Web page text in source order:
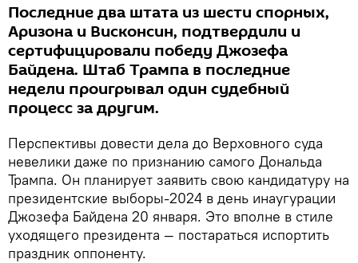
Последние два штата из шести спорных,
Аризона и Висконсин, подтвердили и
сертифицировали победу Джозефа
Байдена. Штаб Трампа в последние
недели проигрывал один судебный
процесс за другим.
Перспективы довести дела до Верховного суда
невелики даже по признанию самого Дональда
Трампа. Он планирует заявить свою кандидатуру на
президентские выборы-2024 в день инаугурации
Джозефа Байдена 20 января. Это вполне в стиле
уходящего президента — постараться испортить
праздник оппоненту.